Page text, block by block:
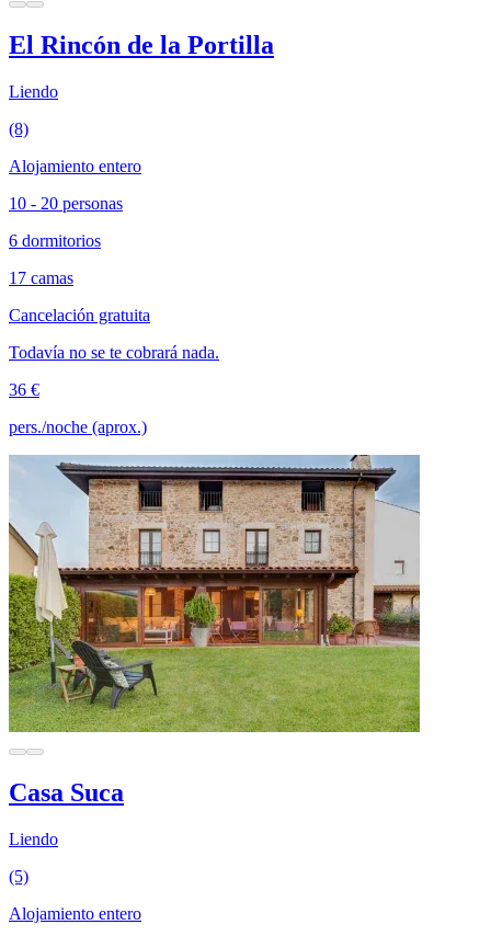
El Rincón de la Portilla
Liendo
(8)
Alojamiento entero
10 - 20 personas
6 dormitorios
17 camas
Cancelación gratuita
Todavía no se te cobrará nada.
36 €
pers./noche (aprox.)
Casa Suca
Liendo
(5)
Alojamiento entero